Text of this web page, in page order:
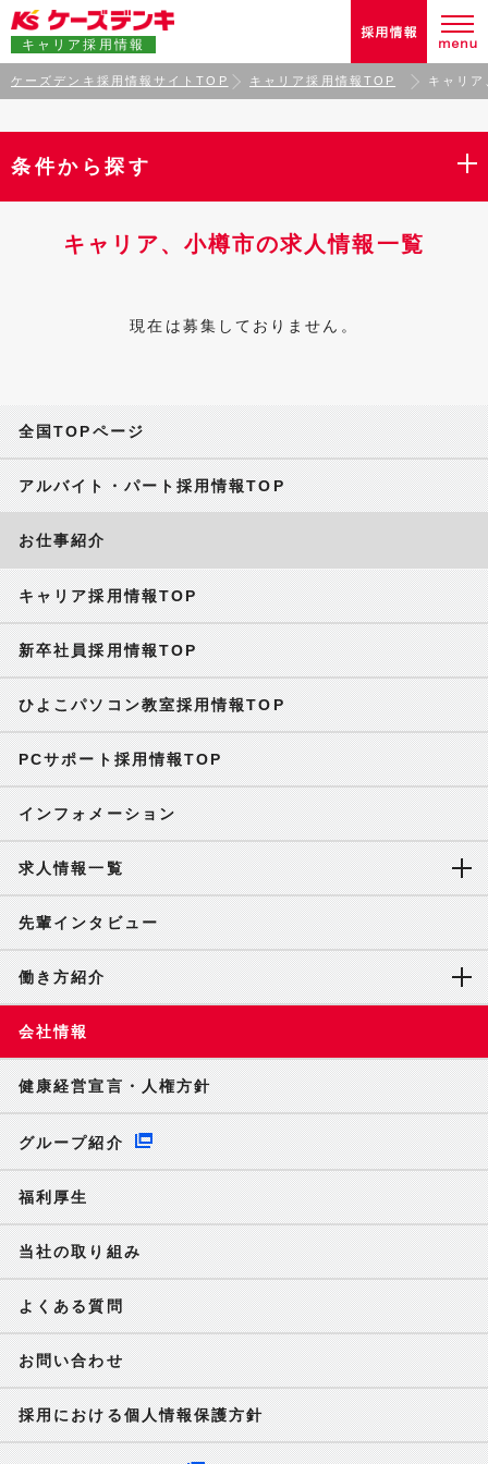
キャリア採用情報
ケーズデンキ採用情報サイトTOP キャリア採用情報TOP キャリ
条件から探す
キャリア、小樽市の求人情報一覧
現在は募集しておりません。
全国TOPページ
アルバイト・パート採用情報TOP
お仕事紹介
キャリア採用情報TOP
新卒社員採用情報TOP
ひよこパソコン教室採用情報TOP
PCサポート採用情報TOP
インフォメーション
求人情報一覧
先輩インタビュー
働き方紹介
会社情報
健康経営宣言・人権方針
グループ紹介
福利厚生
当社の取り組み
よくある質問
お問い合わせ
採用における個人情報保護方針